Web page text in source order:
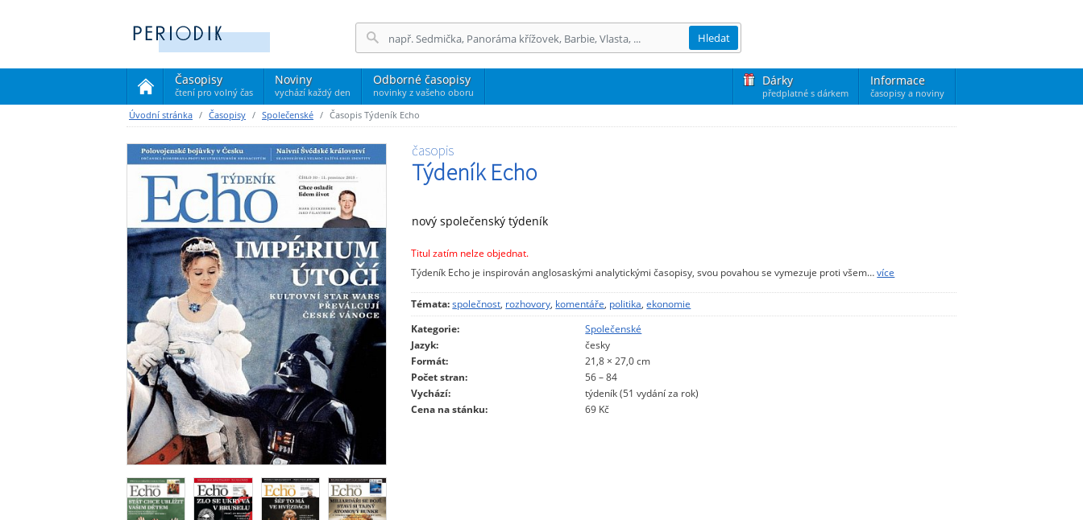
Časopisy
čtení pro volný čas
(current)
Noviny
vychází každý den
Odborné časopisy
novinky z vašeho oboru
Dárky
předplatné s dárkem
Informace
časopisy a noviny
Hledat
Úvodní stránka Časopisy Společenské Časopis Týdeník Echo
časopis
Týdeník Echo
nový společenský týdeník
Titul zatím nelze objednat.
Týdeník Echo je inspirován anglosaskými analytickými časopisy, svou povahou se vymezuje proti všem…více
Témata:společnost, rozhovory, komentáře, politika,ekonomie
Kategorie:
Společenské
Jazyk:
česky
Formát:
21,8 × 27,0 cm
Počet stran:
56 – 84
Vychází:
týdeník (51 vydání za rok)
Cena na stánku:
69 Kč